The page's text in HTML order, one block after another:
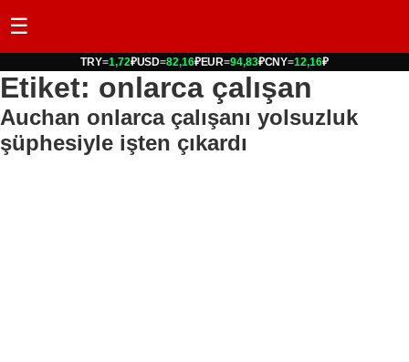
☰
TRY=1,72₽USD=82,16₽EUR=94,83₽CNY=12,16₽
Etiket: onlarca çalışan
Auchan onlarca çalışanı yolsuzluk
şüphesiyle işten çıkardı